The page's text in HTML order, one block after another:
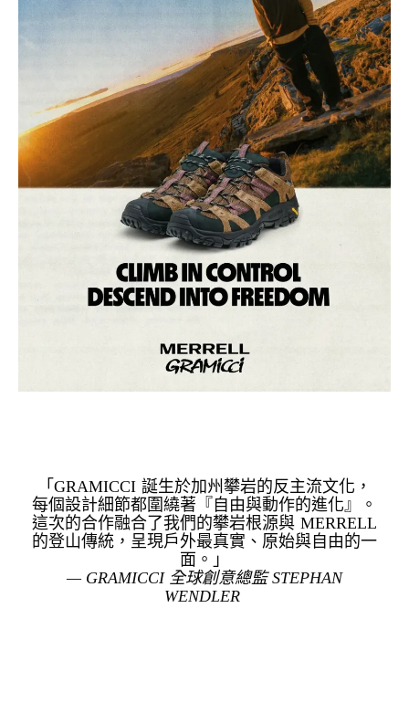
「GRAMICCI 誕生於加州攀岩的反主流文化，
每個設計細節都圍繞著『自由與動作的進化』。
這次的合作融合了我們的攀岩根源與 MERRELL
的登山傳統，呈現戶外最真實、原始與自由的一
面。」
— GRAMICCI 全球創意總監 STEPHAN
WENDLER